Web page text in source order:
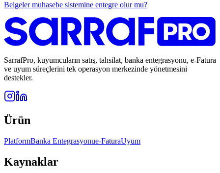
Belgeler muhasebe sistemine entegre olur mu?
SarrafPro, kuyumcuların satış, tahsilat, banka entegrasyonu, e-Fatura
ve uyum süreçlerini tek operasyon merkezinde yönetmesini
destekler.
Ürün
PlatformBanka Entegrasyonue-FaturaUyum
Kaynaklar